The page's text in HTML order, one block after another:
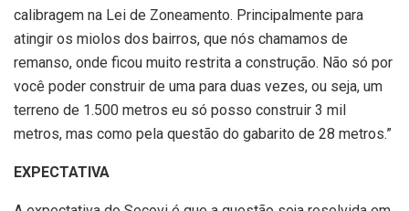
calibragem na Lei de Zoneamento. Principalmente para
atingir os miolos dos bairros, que nós chamamos de
remanso, onde ficou muito restrita a construção. Não só por
você poder construir de uma para duas vezes, ou seja, um
terreno de 1.500 metros eu só posso construir 3 mil
metros, mas como pela questão do gabarito de 28 metros.”
EXPECTATIVA